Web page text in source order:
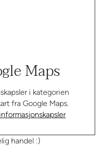
handel :)
Maps
i kategorien
fra Google Maps.